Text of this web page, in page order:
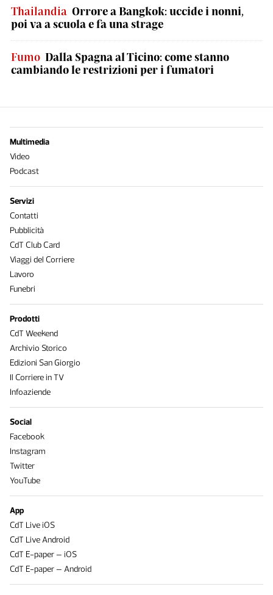
Thailandia Orrore a Bangkok: uccide i nonni,
poi va a scuola e fa una strage
Fumo Dalla Spagna al Ticino: come stanno
cambiando le restrizioni per i fumatori
Multimedia
Video
Podcast
Servizi
Contatti
Pubblicità
CdT Club Card
Viaggi del Corriere
Lavoro
Funebri
Prodotti
CdT Weekend
Archivio Storico
Edizioni San Giorgio
Il Corriere in TV
Infoaziende
Social
Facebook
Instagram
Twitter
YouTube
App
CdT Live iOS
CdT Live Android
CdT E-paper – iOS
CdT E-paper – Android